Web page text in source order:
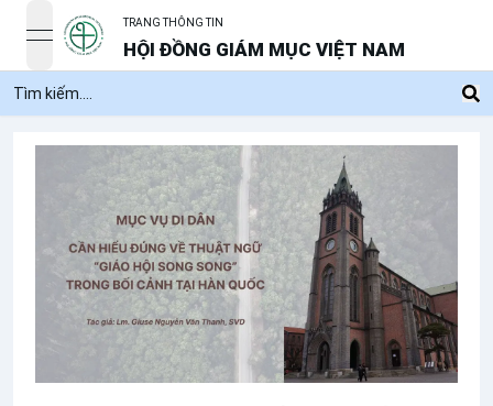
open navigation menu
TRANG THÔNG TIN
HỘI ĐỒNG GIÁM MỤC VIỆT NAM